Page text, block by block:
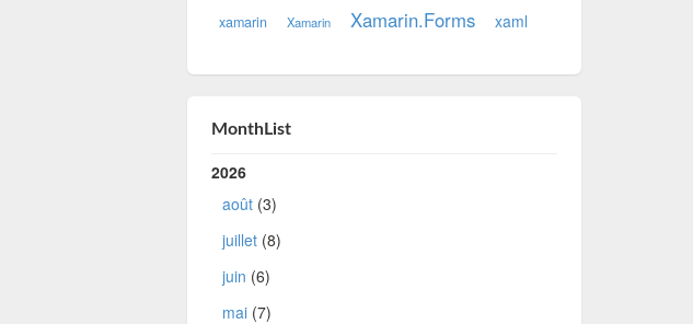
xamarin Xamarin Xamarin.Forms xaml
MonthList
2026
août(3)
juillet(8)
juin (6)
mai(7)